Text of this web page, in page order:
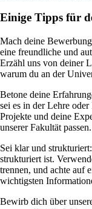
Einige Tipps für
Mach deine
eine freundliche und
Erzähl uns von deiner
warum du an der
Betone deine
sei es in der Lehre
Projekte und deine
unserer Fakultät passen.
Sei klar und strukturiert:
strukturiert ist.
trennen, und achte auf
wichtigsten
Bewirb dich über